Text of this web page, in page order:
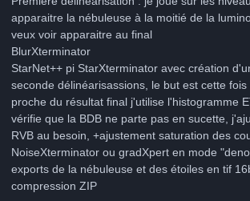
apparaitre la nébuleuse à la moitié de la
veux voir apparaitre au final
BlurXterminator
StarNet++ pi StarXterminator avec création
seconde délinéarisassions, le but est cette
proche du résultat final j'utilise l'histogramme
vérifie que la BDB ne parte pas en sucette,
RVB au besoin, +ajustement saturation des
NoiseXterminator ou gradXpert en mode
exports de la nébuleuse et des étoiles en tif
compression ZIP